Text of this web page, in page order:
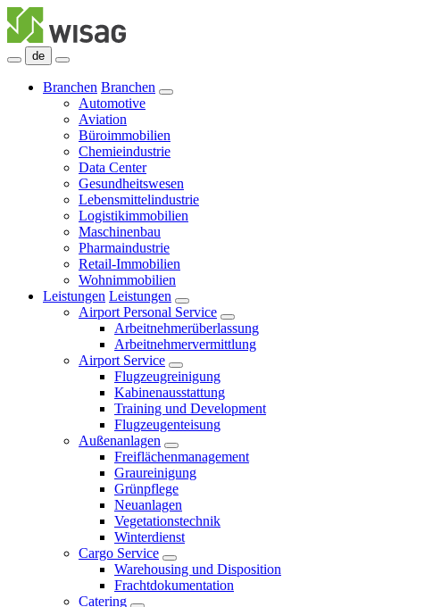
de
Branchen Branchen
Automotive
Aviation
Büroimmobilien
Chemieindustrie
Data Center
Gesundheitswesen
Lebensmittelindustrie
Logistikimmobilien
Maschinenbau
Pharmaindustrie
Retail-Immobilien
Wohnimmobilien
Leistungen Leistungen
Airport Personal Service
Arbeitnehmerüberlassung
Arbeitnehmervermittlung
Airport Service
Flugzeugreinigung
Kabinenausstattung
Training und Development
Flugzeugenteisung
Außenanlagen
Freiflächenmanagement
Graureinigung
Grünpflege
Neuanlagen
Vegetationstechnik
Winterdienst
Cargo Service
Warehousing und Disposition
Frachtdokumentation
Catering